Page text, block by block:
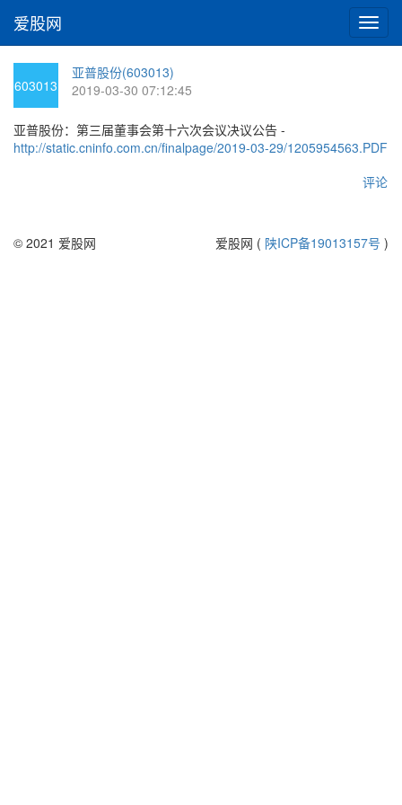
切
换
爱股网
603013
亚普股份(603013)
2019-03-30 07:12:45
亚普股份：第三届董事会第十六次会议决议公告 -
http://static.cninfo.com.cn/finalpage/2019-03-29/1205954563.PDF
评论
© 2021 爱股网 爱股网 ( 陕ICP备19013157号 )